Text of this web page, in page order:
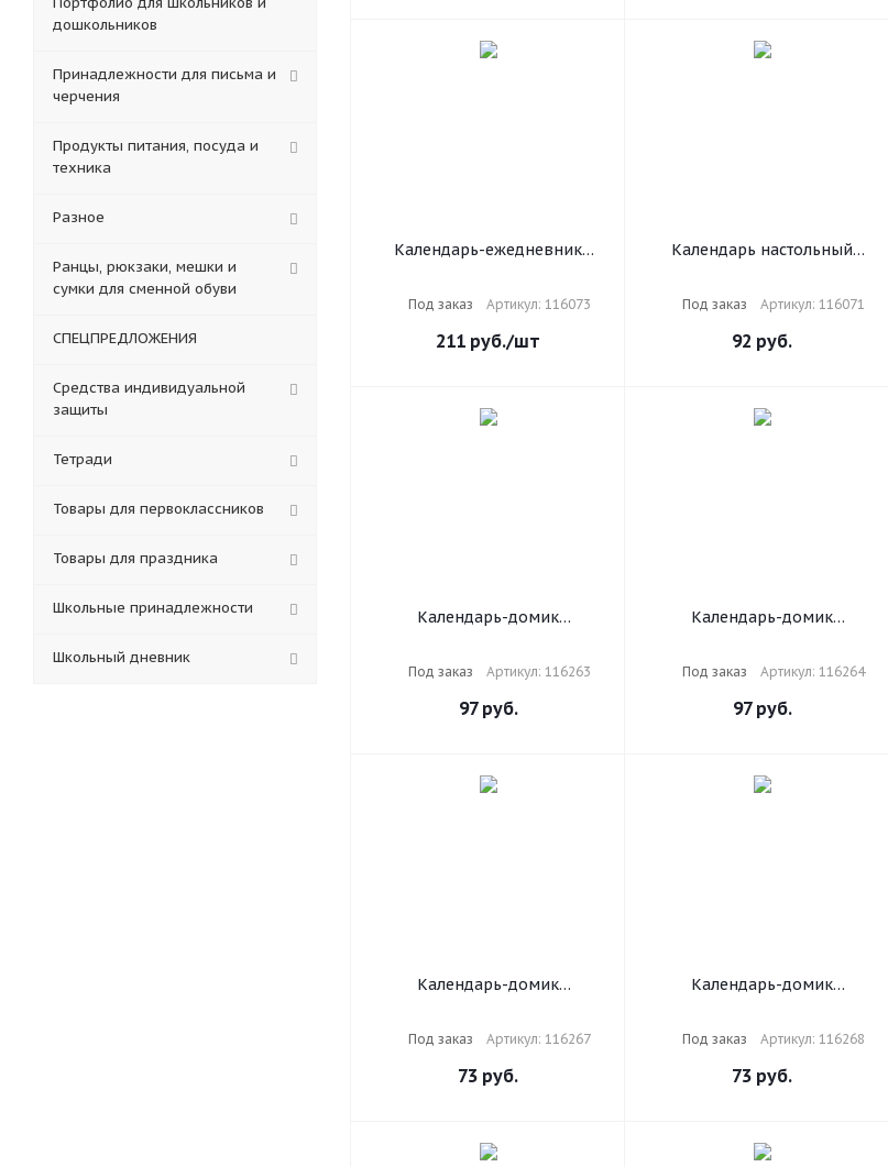
Календарь-ежедневник
год, "GOLD", 320 л., блок
офсет, 2 краски, BRAUBERG,
116073
Под заказ Артикул: 116073
211 руб./шт
Календарь настольный
блок офсет, 4 КРАСКИ, STAFF,
ОФИС, 116071
Под заказ Артикул: 116071
92 руб.
Календарь-домик
бегунком, 2025 г., BRAUBERG,
160х105 мм, "Небоскрёб",
116263
Под заказ Артикул: 116263
97руб.
Календарь-домик
бегунком, 2025 г., BRAUBERG,
160х105 мм, "Офис", 116264
Под заказ Артикул: 116264
97руб.
Календарь-домик
г., BRAUBERG, 101х101 мм,
"Ирисы", 116267
Под заказ Артикул: 116267
73 руб.
Календарь-домик
г., BRAUBERG, 101х101 мм,
"Сказочная природа", 116268
Под заказ Артикул: 116268
73 руб.
дошкольников
Принадлежности для письма и
черчения
Продукты питания, посуда и
техника
Разное
Ранцы, рюкзаки, мешки и
сумки для сменной обуви
СПЕЦПРЕДЛОЖЕНИЯ
Средства индивидуальной
защиты
Тетради
Товары для первоклассников
Товары для праздника
Школьные принадлежности
Школьный дневник